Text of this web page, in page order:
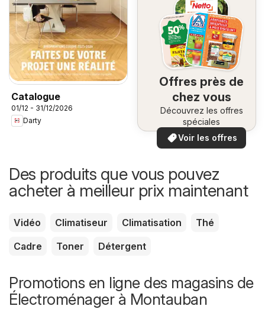
Catalogue
01/12 - 31/12/2026
Darty
Offres près de
chez vous
Découvrez les offres
spéciales
Voir les offres
Des produits que vous pouvez
acheter à meilleur prix maintenant
Vidéo Climatiseur Climatisation
Thé
Cadre
Toner Détergent
Promotions en ligne des magasins de
Électroménager à Montauban